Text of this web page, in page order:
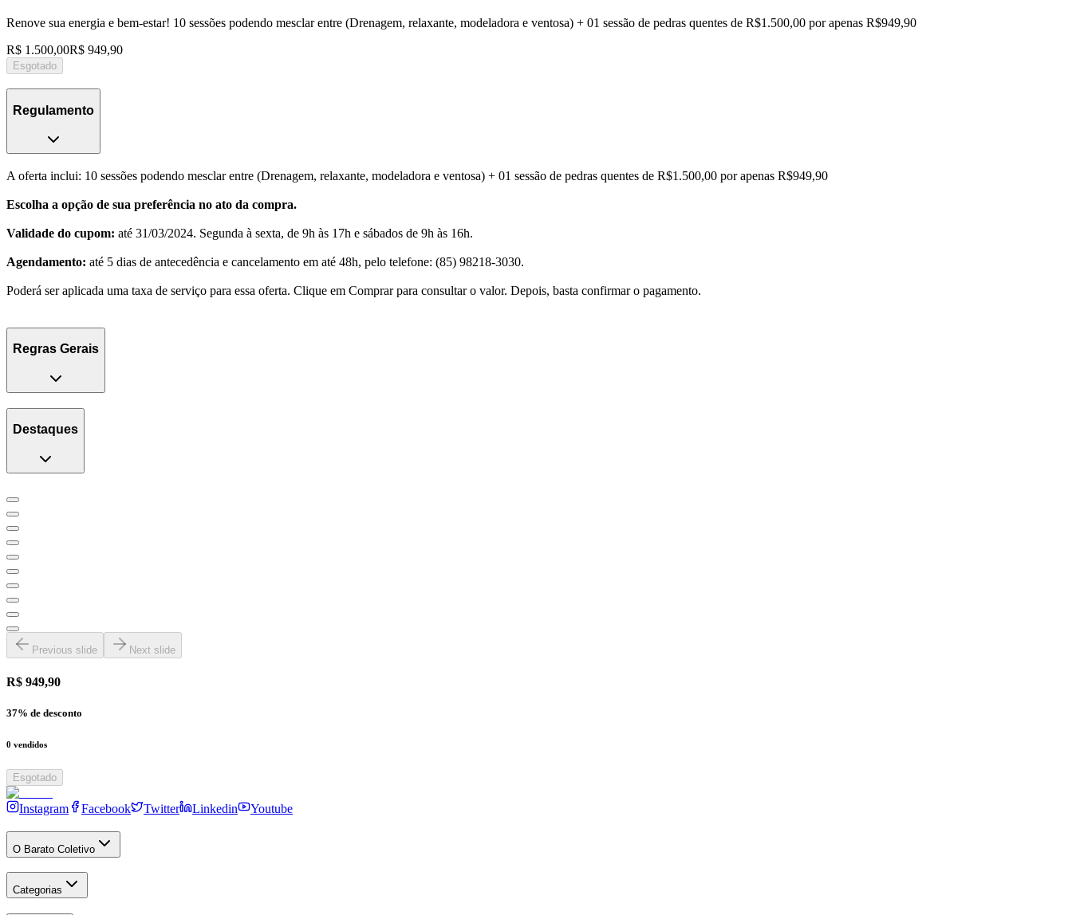
Renove sua energia e bem-estar! 10 sessões podendo mesclar entre (Drenagem, relaxante, modeladora e ventosa) + 01 sessão de pedras quentes de R$1.500,00 por apenas R$949,90
R$ 1.500,00R$ 949,90
Esgotado
Regulamento
A oferta inclui: 10 sessões podendo mesclar entre (Drenagem, relaxante, modeladora e ventosa) + 01 sessão de pedras quentes de R$1.500,00 por apenas R$949,90
Escolha a opção de sua preferência no ato da compra.
Validade do cupom: até 31/03/2024. Segunda à sexta, de 9h às 17h e sábados de 9h às 16h.
Agendamento: até 5 dias de antecedência e cancelamento em até 48h, pelo telefone: (85) 98218-3030.
Poderá ser aplicada uma taxa de serviço para essa oferta. Clique em Comprar para consultar o valor. Depois, basta confirmar o pagamento.
Regras Gerais
Destaques
Previous slide Next slide
R$ 949,90
37% de desconto
0 vendidos
Esgotado
Instagram Facebook Twitter Linkedin Youtube
O Barato Coletivo
Categorias